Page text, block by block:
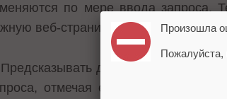
по мере ввода запроса.
веб-страницу;
дальнейший текст
отмечая его светло-серым
Произошла
Пожалуйста,